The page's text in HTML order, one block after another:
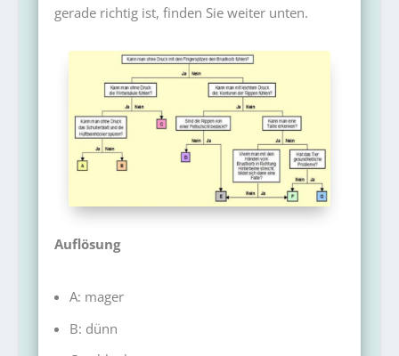
gerade richtig ist, finden Sie weiter unten.
Auflösung
A: mager
B: dünn